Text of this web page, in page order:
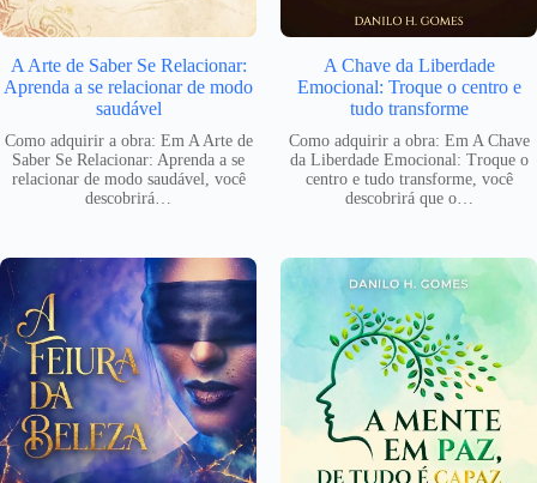
A Arte de Saber Se Relacionar:
Aprenda a se relacionar de modo
saudável
Como adquirir a obra: Em A Arte de
Saber Se Relacionar: Aprenda a se
relacionar de modo saudável, você
descobrirá…
A Chave da Liberdade
Emocional: Troque o centro e
tudo transforme
Como adquirir a obra: Em A Chave
da Liberdade Emocional: Troque o
centro e tudo transforme, você
descobrirá que o…